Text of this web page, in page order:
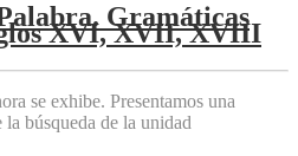
Gramáticas
XVI, XVII, XVIII
se exhibe. Presentamos una
búsqueda de la unidad